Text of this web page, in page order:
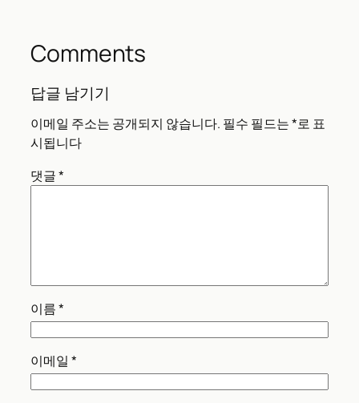
Comments
답글 남기기
이메일 주소는 공개되지 않습니다. 필수 필드는*로 표
시됩니다
댓글*
이름*
이메일 *